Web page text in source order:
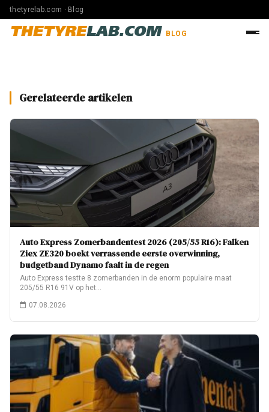
thetyrelab.com · Blog
THETYRELAB.COM BLOG
Gerelateerde artikelen
Auto Express Zomerbandentest 2026 (205/55 R16): Falken
Ziex ZE320 boekt verrassende eerste overwinning,
budgetband Dynamo faalt in de regen
Auto Express testte 8 zomerbanden in de enorm populaire maat
205/55 R16 91V op het…
07.08.2026